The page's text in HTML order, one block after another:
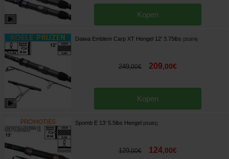
Kopen
Daiwa Emblem Carp XT Hengel 12' 3.75lbs 251874]
249,00€ 209,00€
Kopen
Spomb E 13' 5.5lbs Hengel 251851]
129,00€ 124,00€